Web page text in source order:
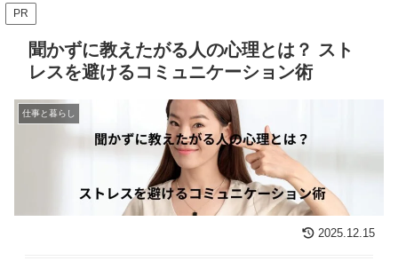
PR
聞かずに教えたがる人の心理とは？ スト
レスを避けるコミュニケーション術
仕事と暮らし
2025.12.15